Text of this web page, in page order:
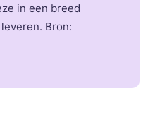
in een breed
Bron: